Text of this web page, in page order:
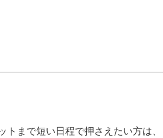
まで短い日程で押さえたい方は、